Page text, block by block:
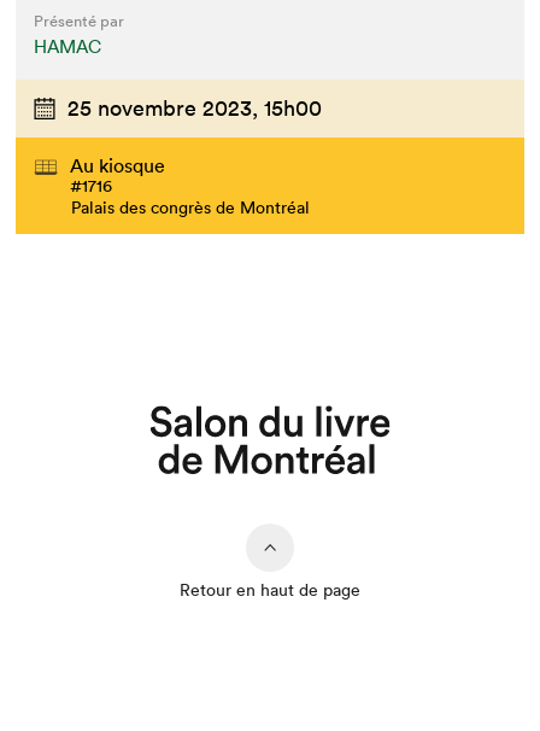
Présenté par
HAMAC
25 novembre 2023, 15h00
Au kiosque
#1716
Palais des congrès de Montréal
Retour en haut de page